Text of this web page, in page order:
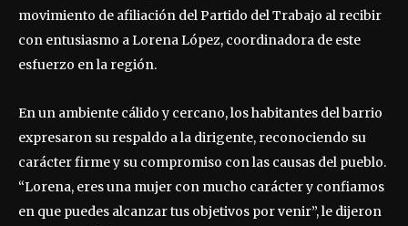
movimiento de afiliación del Partido del Trabajo al recibir
con entusiasmo a Lorena López, coordinadora de este
esfuerzo en la región.
En un ambiente cálido y cercano, los habitantes del barrio
expresaron su respaldo a la dirigente, reconociendo su
carácter firme y su compromiso con las causas del pueblo.
“Lorena, eres una mujer con mucho carácter y confiamos
en que puedes alcanzar tus objetivos por venir”, le dijeron